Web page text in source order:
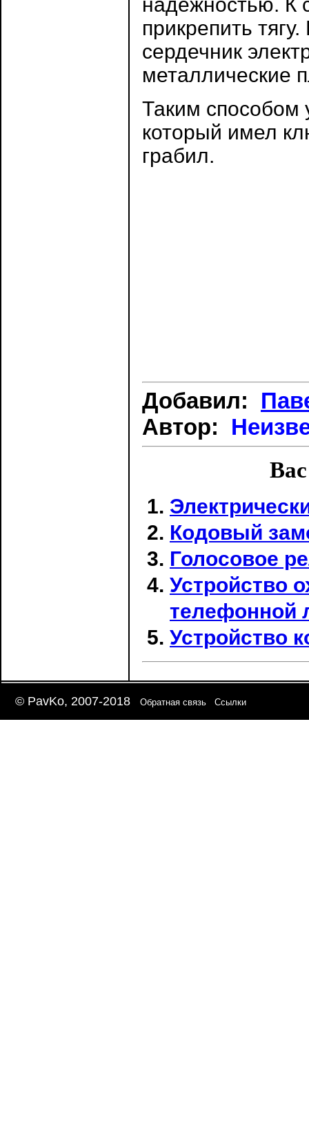
прикрепить
сердечник
металлические
Таким способом
который имел
грабил.
Добавил:
Автор:
Кодовый
Голосовое
Устройство
телефонной
Устройство
© PavKo, 2007-2018 Обратная связь Ссылки